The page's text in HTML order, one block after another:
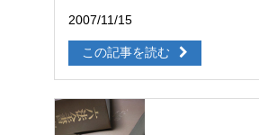
2007/11/15
この記事を読む